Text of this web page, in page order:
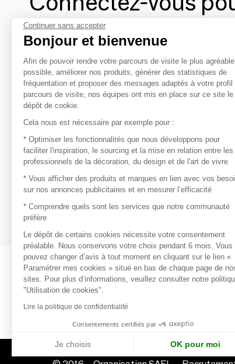
contacter les
Afin de profiter au mieux de l'expérience MOM et
avec vos marques préférées, créez-vous un
Découvrir
Les produits de milliers de
S'inspirer
Inspiration et sélections de produits
Contacter
Continuer sans accepter
Bonjour et bienvenue
Afin de pouvoir rendre votre parcours de visite le plus agréable
possible, améliorer nos produits, générer des statistiques de
fréquentation et proposer des messages adaptés à votre profil
parcours de visite, nos équipes ont mis en place sur ce site le
dépôt de cookie.
Cela nous est nécessaire par exemple pour :
* Optimiser les fonctionnalités que nous développons pour
faciliter l'inspiration, le sourcing et la mise en relation entre les
professionnels de la décoration, du design et de l'art de vivre
* Vous afficher des produits et marques en lien avec vos
sur nos annonces publicitaires et en mesurer l’efficacité
* Comprendre quels sont les services que notre communauté
préfère
Le dépôt de certains cookies nécessite votre consentement
préalable. Nous conservons votre choix pendant 6 mois. Vous
pouvez changer d’avis à tout moment en cliquant sur le lien «
Paramétrer mes cookies » situé en bas de chaque page de
sites. Pour plus d’informations, veuillez consulter notre
"Utilisation de cookies".
Lire la politique de confidentialité
Consentements certifiés par
Je choisis OK pour moi